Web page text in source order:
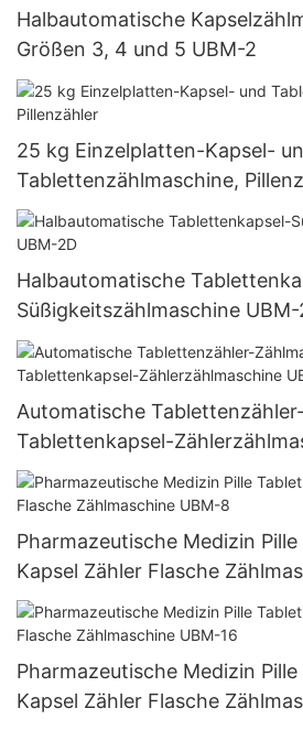
Halbautomatische
Größen 3, 4 und 5 UBM-2
25 kg Einzelplatten-Kapsel-
Tablettenzählmaschine,
Halbautomatische
Süßigkeitszählmaschine UBM-
Automatische
Tablettenkapsel-
Pharmazeutische Medizin
Kapsel Zähler Flasche
Pharmazeutische Medizin
Kapsel Zähler Flasche